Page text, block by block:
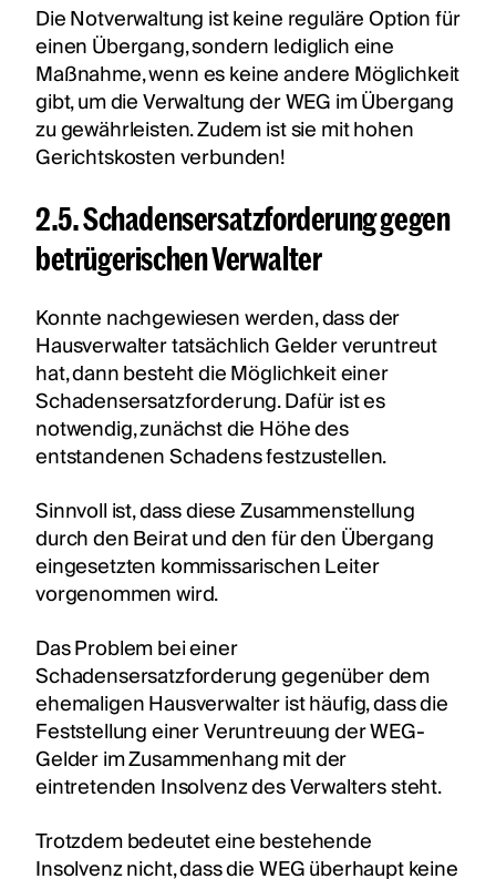
Die Notverwaltung ist keine reguläre Option für
einen Übergang, sondern lediglich eine
Maßnahme, wenn es keine andere Möglichkeit
gibt, um die Verwaltung der WEG im Übergang
zu gewährleisten. Zudem ist sie mit hohen
Gerichtskosten verbunden!
2.5. Schadensersatzforderung gegen
betrügerischen Verwalter
Konnte nachgewiesen werden, dass der
Hausverwalter tatsächlich Gelder veruntreut
hat, dann besteht die Möglichkeit einer
Schadensersatzforderung. Dafür ist es
notwendig, zunächst die Höhe des
entstandenen Schadens festzustellen.
Sinnvoll ist, dass diese Zusammenstellung
durch den Beirat und den für den Übergang
eingesetzten kommissarischen Leiter
vorgenommen wird.
Das Problem bei einer
Schadensersatzforderung gegenüber dem
ehemaligen Hausverwalter ist häufig, dass die
Feststellung einer Veruntreuung der WEG-
Gelder im Zusammenhang mit der
eintretenden Insolvenz des Verwalters steht.
Trotzdem bedeutet eine bestehende
Insolvenz nicht, dass die WEG überhaupt keine